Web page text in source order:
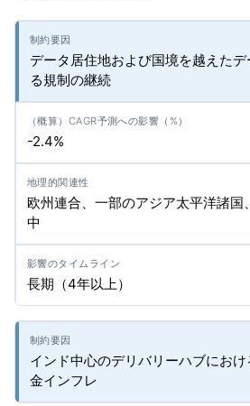
データ居住地および国境を越えた
る規制の継続
-2.4%
欧州連合、一部のアジア太平洋諸国
中
長期（4年以上）
インド中心のデリバリーハブにお
金インフレ